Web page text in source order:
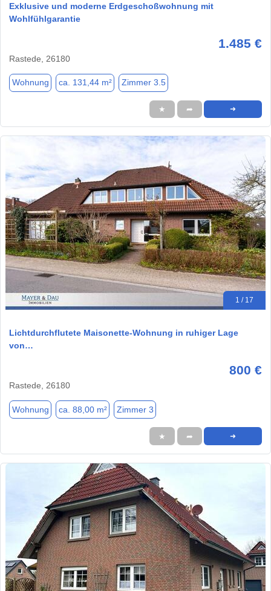
Exklusive und moderne Erdgeschoßwohnung mit
Wohlfühlgarantie
1.485 €
Rastede, 26180
Wohnung ca. 131,44 m² Zimmer 3.5
★ ➦ ➜
1 / 17
Lichtdurchflutete Maisonette-Wohnung in ruhiger Lage
von…
800 €
Rastede, 26180
Wohnung ca. 88,00 m² Zimmer 3
★ ➦ ➜